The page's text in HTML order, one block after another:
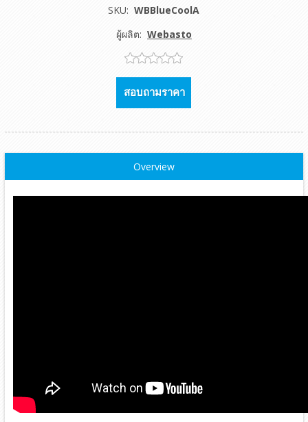
SKU: WBBlueCoolA
ผู้ผลิต: Webasto
สอบถามราคา
Overview